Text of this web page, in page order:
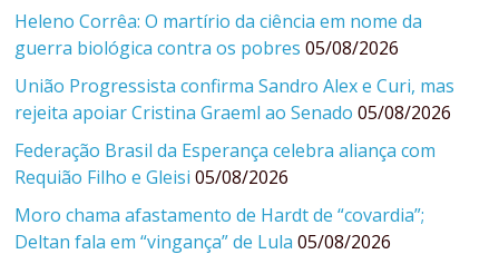
Heleno Corrêa: O martírio da ciência em nome da
guerra biológica contra os pobres 05/08/2026
União Progressista confirma Sandro Alex e Curi, mas
rejeita apoiar Cristina Graeml ao Senado 05/08/2026
Federação Brasil da Esperança celebra aliança com
Requião Filho e Gleisi 05/08/2026
Moro chama afastamento de Hardt de “covardia”;
Deltan fala em “vingança” de Lula 05/08/2026